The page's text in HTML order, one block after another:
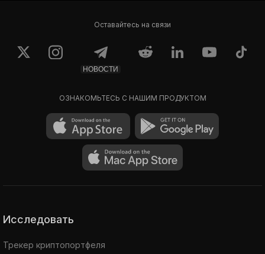
Оставайтесь на связи
НОВОСТИ
ОЗНАКОМЬТЕСЬ С НАШИМ ПРОДУКТОМ
Исследовать
Трекер криптопортфеля